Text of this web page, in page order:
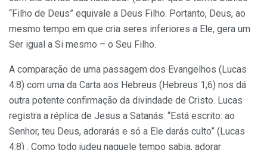
“Filho de Deus” equivale a Deus Filho. Portanto, Deus, ao
mesmo tempo em que cria seres inferiores a Ele, gera um
Ser igual a Si mesmo – o Seu Filho.
A comparação de uma passagem dos Evangelhos (Lucas
4:8) com uma da Carta aos Hebreus (Hebreus 1;6) nos dá
outra potente confirmação da divindade de Cristo. Lucas
registra a réplica de Jesus a Satanás: “Está escrito: ao
Senhor, teu Deus, adorarás e só a Ele darás culto” (Lucas
4:8) . Como todo judeu naquele tempo sabia, adorar